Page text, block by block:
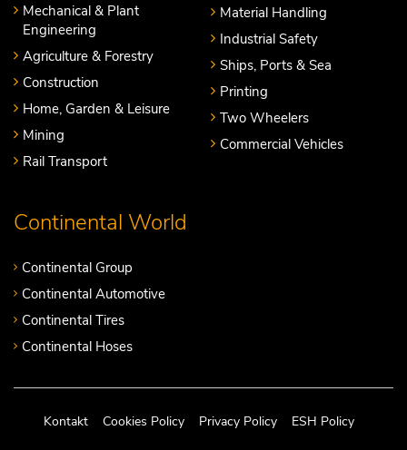
Mechanical & Plant
Engineering
Agriculture & Forestry
Construction
Home, Garden & Leisure
Mining
Rail Transport
Material Handling
Industrial Safety
Ships, Ports & Sea
Printing
Two Wheelers
Commercial Vehicles
Continental World
Continental Group
Continental Automotive
Continental Tires
Continental Hoses
Kontakt Cookies Policy Privacy Policy ESH Policy